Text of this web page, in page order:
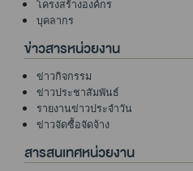
โครงสร้างองค์กร
บุคลากร
ข่าวสารหน่วยงาน
ข่าวกิจกรรม
ข่าวประชาสัมพันธ์
รายงานข่าวประจำวัน
ข่าวจัดซื้อจัดจ้าง
สารสนเทศหน่วยงาน